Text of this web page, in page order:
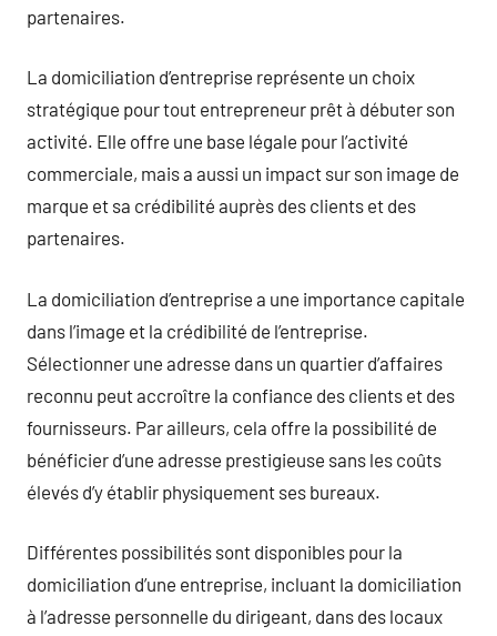
partenaires.
La domiciliation d’entreprise représente un choix
stratégique pour tout entrepreneur prêt à débuter son
activité. Elle offre une base légale pour l’activité
commerciale, mais a aussi un impact sur son image de
marque et sa crédibilité auprès des clients et des
partenaires.
La domiciliation d’entreprise a une importance capitale
dans l’image et la crédibilité de l’entreprise.
Sélectionner une adresse dans un quartier d’affaires
reconnu peut accroître la confiance des clients et des
fournisseurs. Par ailleurs, cela offre la possibilité de
bénéficier d’une adresse prestigieuse sans les coûts
élevés d’y établir physiquement ses bureaux.
Différentes possibilités sont disponibles pour la
domiciliation d’une entreprise, incluant la domiciliation
à l’adresse personnelle du dirigeant, dans des locaux